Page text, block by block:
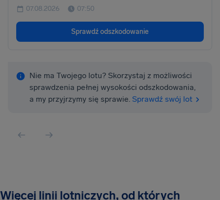
07.08.2026 07:50
Sprawdź odszkodowanie
Nie ma Twojego lotu? Skorzystaj z możliwości
sprawdzenia pełnej wysokości odszkodowania,
a my przyjrzymy się sprawie. Sprawdź swój lot
Więcej linii lotniczych, od których